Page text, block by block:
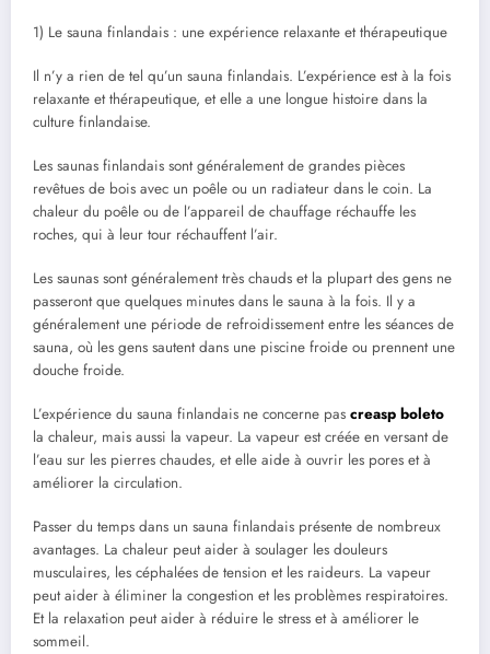
1) Le sauna finlandais : une expérience relaxante et thérapeutique
Il n’y a rien de tel qu’un sauna finlandais. L’expérience est à la fois
relaxante et thérapeutique, et elle a une longue histoire dans la
culture finlandaise.
Les saunas finlandais sont généralement de grandes pièces
revêtues de bois avec un poêle ou un radiateur dans le coin. La
chaleur du poêle ou de l’appareil de chauffage réchauffe les
roches, qui à leur tour réchauffent l’air.
Les saunas sont généralement très chauds et la plupart des gens ne
passeront que quelques minutes dans le sauna à la fois. Il y a
généralement une période de refroidissement entre les séances de
sauna, où les gens sautent dans une piscine froide ou prennent une
douche froide.
L’expérience du sauna finlandais ne concerne pas creasp boleto
la chaleur, mais aussi la vapeur. La vapeur est créée en versant de
l’eau sur les pierres chaudes, et elle aide à ouvrir les pores et à
améliorer la circulation.
Passer du temps dans un sauna finlandais présente de nombreux
avantages. La chaleur peut aider à soulager les douleurs
musculaires, les céphalées de tension et les raideurs. La vapeur
peut aider à éliminer la congestion et les problèmes respiratoires.
Et la relaxation peut aider à réduire le stress et à améliorer le
sommeil.